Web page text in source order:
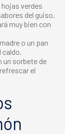
hojas verdes
del guiso.
muy bien con
o un pan
un sorbete de
el